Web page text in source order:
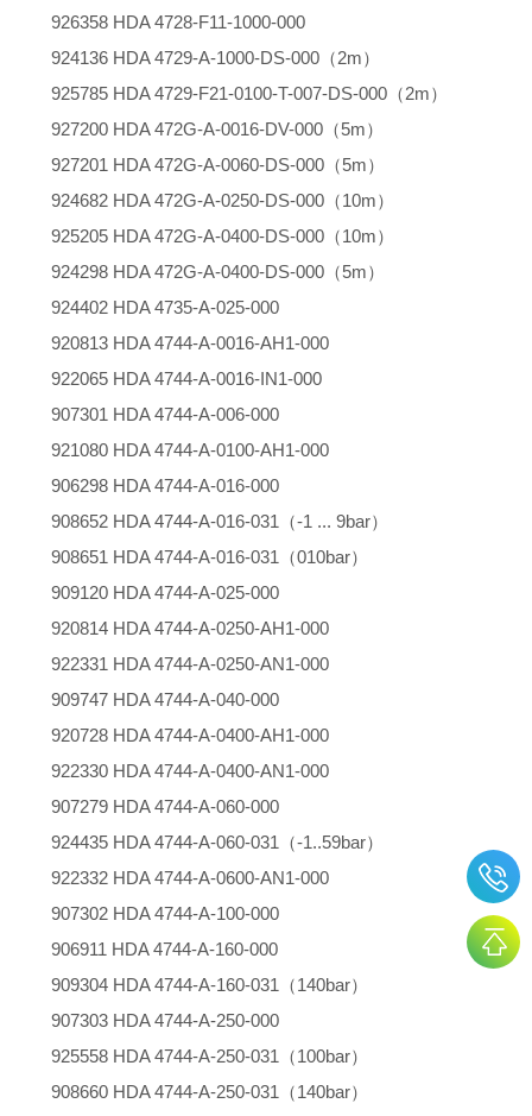
926358 HDA 4728-F11-1000-000
924136 HDA 4729-A-1000-DS-000（2m）
925785 HDA 4729-F21-0100-T-007-DS-000（2m）
927200 HDA 472G-A-0016-DV-000（5m）
927201 HDA 472G-A-0060-DS-000（5m）
924682 HDA 472G-A-0250-DS-000（10m）
925205 HDA 472G-A-0400-DS-000（10m）
924298 HDA 472G-A-0400-DS-000（5m）
924402 HDA 4735-A-025-000
920813 HDA 4744-A-0016-AH1-000
922065 HDA 4744-A-0016-IN1-000
907301 HDA 4744-A-006-000
921080 HDA 4744-A-0100-AH1-000
906298 HDA 4744-A-016-000
908652 HDA 4744-A-016-031（-1 ... 9bar）
908651 HDA 4744-A-016-031（010bar）
909120 HDA 4744-A-025-000
920814 HDA 4744-A-0250-AH1-000
922331 HDA 4744-A-0250-AN1-000
909747 HDA 4744-A-040-000
920728 HDA 4744-A-0400-AH1-000
922330 HDA 4744-A-0400-AN1-000
907279 HDA 4744-A-060-000
924435 HDA 4744-A-060-031（-1..59bar）
922332 HDA 4744-A-0600-AN1-000
907302 HDA 4744-A-100-000
906911 HDA 4744-A-160-000
909304 HDA 4744-A-160-031（140bar）
907303 HDA 4744-A-250-000
925558 HDA 4744-A-250-031（100bar）
908660 HDA 4744-A-250-031（140bar）